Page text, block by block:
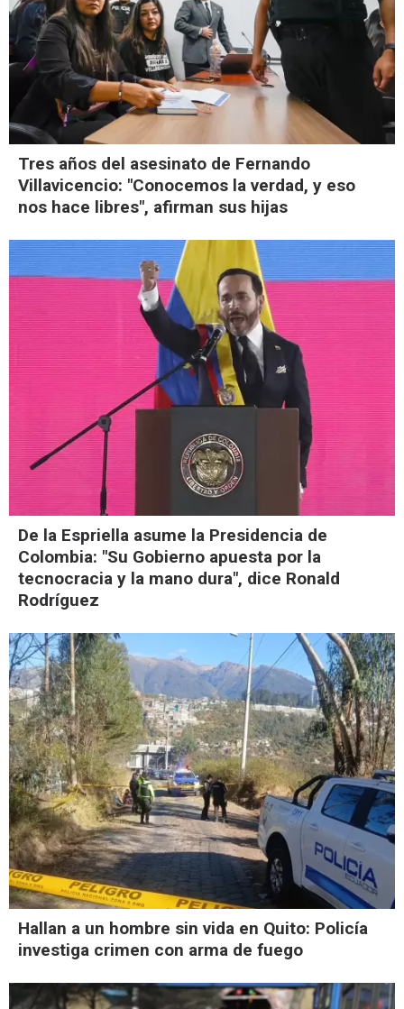
Tres años del asesinato de Fernando
Villavicencio: "Conocemos la verdad, y eso
nos hace libres", afirman sus hijas
De la Espriella asume la Presidencia de
Colombia: "Su Gobierno apuesta por la
tecnocracia y la mano dura", dice Ronald
Rodríguez
Hallan a un hombre sin vida en Quito: Policía
investiga crimen con arma de fuego